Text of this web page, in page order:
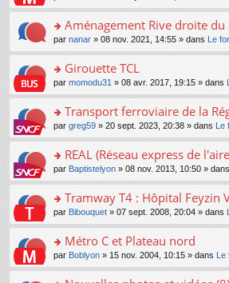
e
nt
u
s
ré
c
e
nt
n
le
pl
u
s
ré
c
e
nt
e
n
n
le
pl
u
s
ré
c
e
nt
s
a
g
e
n
n
le
pl
u
s
ré
c
e
nt
le
m
e
s
a
g
e
n
n
le
pl
u
s
ré
c
e
nt
n
s
ult
er
le
m
e
s
a
g
e
n
n
le
pl
u
s
ré
c
e
o
n
s
ult
er
le
m
e
s
a
g
e
n
n
le
pl
u
s
Aménagement Rive droite
par nanar » 08 nov. 2021, 14:55 » dans Le
o
n
s
ult
er
le
m
e
s
a
g
e
n
n
Girouette TCL
par momodu31 » 08 avr. 2017, 19:15 » dans
o
n
s
ult
er
le
m
e
s
a
g
e
Transport ferroviaire de la
par greg59 » 20 sept. 2023, 20:38 » dans Le
o
n
s
ult
er
le
m
e
s
REAL (Réseau express de
par Baptistelyon » 08 nov. 2013, 10:50 » dans
o
n
s
ult
er
le
Tramway T4 : Hôpital Feyzin
par Bibouquet » 07 sept. 2008, 20:04 » dans
o
n
s
Métro C et Plateau nord
par Boblyon » 15 nov. 2004, 10:15 » dans Le